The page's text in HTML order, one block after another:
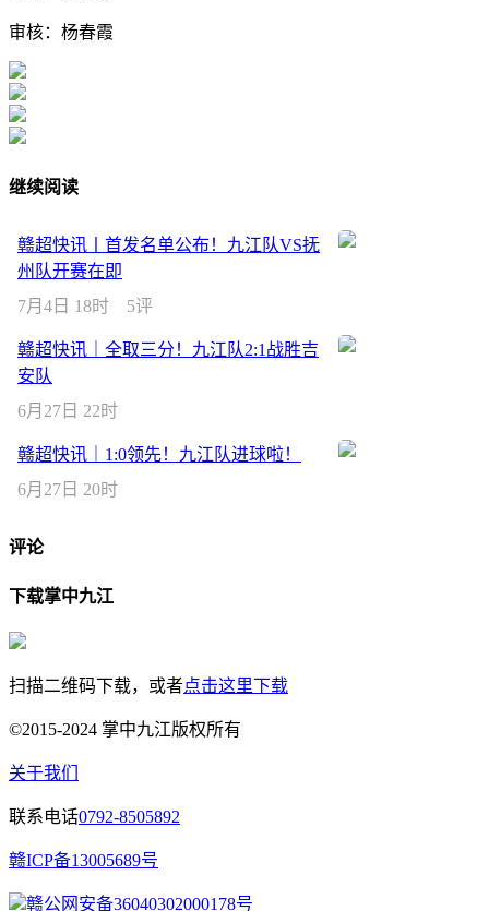
审核：杨春霞
继续阅读
赣超快讯丨首发名单公布！九江队VS抚
州队开赛在即
7月4日 18时
5评
赣超快讯｜全取三分！九江队2:1战胜吉
安队
6月27日 22时
赣超快讯｜1:0领先！九江队进球啦！
6月27日 20时
评论
下载掌中九江
扫描二维码下载，或者点击这里下载
©2015-2024 掌中九江版权所有
关于我们
联系电话0792-8505892
赣ICP备13005689号
赣公网安备36040302000178号